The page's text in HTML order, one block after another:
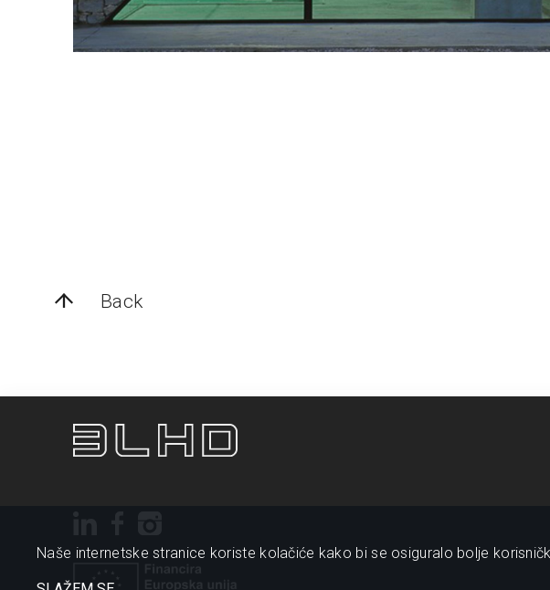
Back
Naše internetske stranice koriste kolačiće kako bi se osiguralo bolje